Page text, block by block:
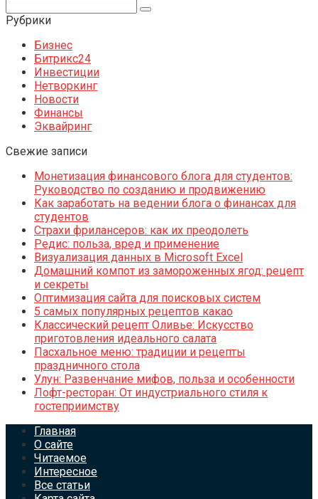
Рубрики
Бизнес
Битрикс24
Инвестиции
Нетворкинг
Новости
Финансы
Эквайринг
Свежие записи
Монетизация финансового блога для студентов:
Руководство по созданию и продвижению
Как заработать на ведении блога о финансах для
студентов
Страхи фрилансеров: как их преодолеть
Редис: польза, вред и применение
Визуализация данных в Microsoft Excel
Домашний компот из замороженных ягод: рецепт
и секреты
Оптимизация сайта для поисковых систем
5 самых популярных рецептов какао
Классический рецепт Оливье: Искусство
приготовления идеального салата
Пасхальное меню: традиции и рецепты
праздничного стола
Улун: Развенчание мифов, польза и особенности
Лофт-ресторан: От индустриального стиля к
гостеприимству
Главная
О сайте
Читаемое
Интересное
Все статьи